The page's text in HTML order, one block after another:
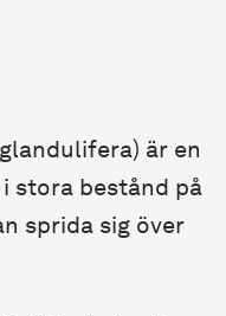
är en
stora bestånd på
sprida sig över